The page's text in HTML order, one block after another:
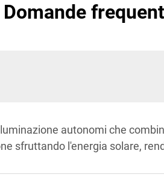
Domande
autonomi che
sfruttando l'energia solare,